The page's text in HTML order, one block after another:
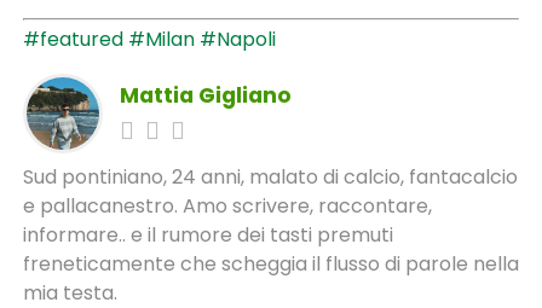
#featured #Milan #Napoli
Mattia Gigliano
Sud pontiniano, 24 anni, malato di calcio, fantacalcio
e pallacanestro. Amo scrivere, raccontare,
informare.. e il rumore dei tasti premuti
freneticamente che scheggia il flusso di parole nella
mia testa.